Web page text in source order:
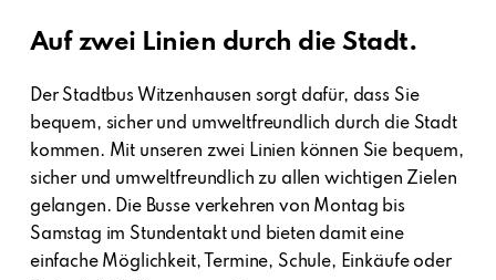
Auf zwei Linien durch die Stadt.
Der Stadtbus Witzenhausen sorgt dafür, dass Sie
bequem, sicher und umweltfreundlich durch die Stadt
kommen. Mit unseren zwei Linien können Sie bequem,
sicher und umweltfreundlich zu allen wichtigen Zielen
gelangen. Die Busse verkehren von Montag bis
Samstag im Stundentakt und bieten damit eine
einfache Möglichkeit, Termine, Schule, Einkäufe oder